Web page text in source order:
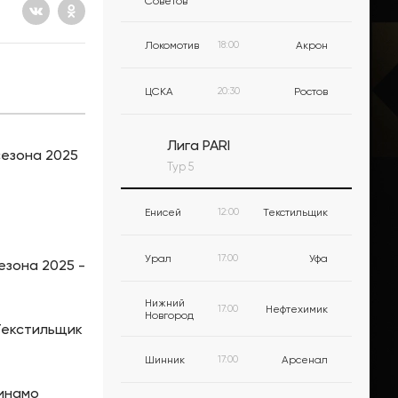
2025
2025 -
Локомотив 18:00 Акрон
ЦСКА 20:30 Ростов
Лига PARI
Тур 5
Енисей 12:00 Текстильщик
Урал 17:00 Уфа
Нижний
Новгород
17:00 Нефтехимик
Шинник 17:00 Арсенал